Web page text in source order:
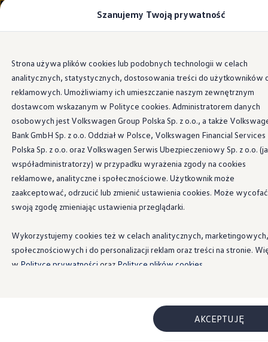
głównej
zawartości
do
stopki
Modele i konfigurator
Auta dostępne od ręki
Cenniki
Modele elektryczne i elektromobilność
Modele elektryczne
Modele elektryczne
Samochody hybrydowe
Przyszłe modele i auta koncepcyjne
ID.4 GTX Xtreme
ID.5 GTX “Xcite”
Nowy ID. Polo GTI
Ładowanie i zasięg
Ładowanie samochodu elektrycznego w domu
Ładowanie samochodu elektrycznego w trasie
Zasięg samochodów elektrycznych
Sposoby płatności
Korzyści i koszty
Koszty utrzymania
Leasing
Najem
Baterie wysokonapięciowe aut elektrycznych
Wyświetlacz head-up z rozszerzoną
System hamowania i odzyskiwanie energii
Information
Dwustronnamata do
bagażnika
Dwustronna mata do bagażnika zapobiega ślizganiu się
przewożonych przedmiotów i w dużej mierze chroni
samochodów z ruchomą podłogą bagażnika, a jej składana
część chroni zderzak przed uszkodzeniami podczas
Szanujemy Twoją prywatność
Strona używa plików cookies lub podobnych technologii w celach
analitycznych, statystycznych, dostosowania treści do użytkowników
reklamowych. Umożliwiamy ich umieszczanie naszym zewnętrznym
dostawcom wskazanym w Polityce cookies. Administratorem danych
osobowych jest Volkswagen Group Polska Sp. z o.o., a także
Bank GmbH Sp. z o.o. Oddział w Polsce, Volkswagen Financial Services
Polska Sp. z o.o. oraz Volkswagen Serwis Ubezpieczeniowy Sp. z o.o.
współadministratorzy) w przypadku wyrażenia zgody na cookies
reklamowe, analityczne i społecznościowe. Użytkownik może
zaakceptować, odrzucić lub zmienić ustawienia cookies. Może wycofać
swoją zgodę zmieniając ustawienia przeglądarki.
Wykorzystujemy cookies też w celach analitycznych, marketingowych,
społecznościowych i do personalizacji reklam oraz treści na stronie.
w Polityce prywatności oraz Polityce plików cookies.
AKCEPTUJĘ